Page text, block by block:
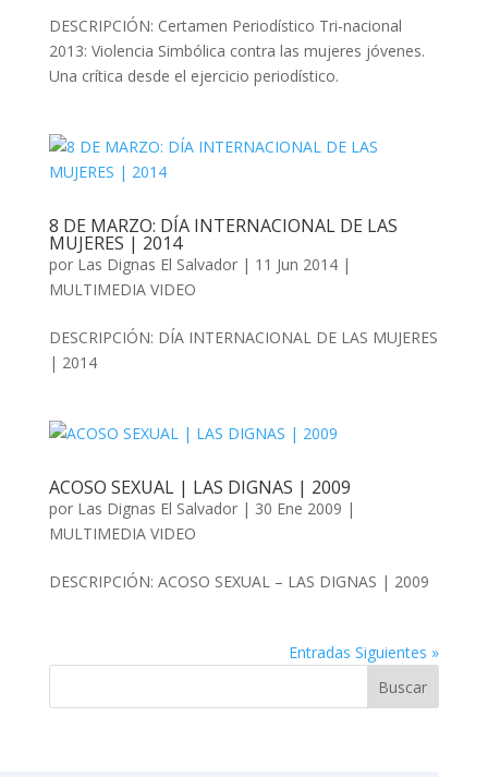
DESCRIPCIÓN: Certamen Periodístico Tri-nacional
2013: Violencia Simbólica contra las mujeres jóvenes.
Una crítica desde el ejercicio periodístico.
8 DE MARZO: DÍA INTERNACIONAL DE LAS
MUJERES | 2014
por Las Dignas El Salvador| 11 Jun 2014|
MULTIMEDIA VIDEO
DESCRIPCIÓN: DÍA INTERNACIONAL DE LAS MUJERES
| 2014
ACOSO SEXUAL | LAS DIGNAS | 2009
por Las Dignas El Salvador| 30 Ene 2009 |
MULTIMEDIA VIDEO
DESCRIPCIÓN: ACOSO SEXUAL – LAS DIGNAS | 2009
Entradas Siguientes »